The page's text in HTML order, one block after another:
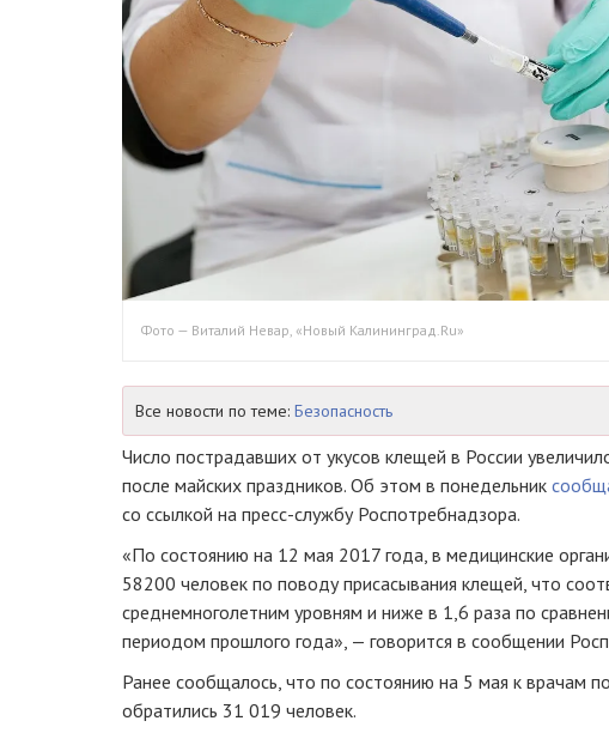
Фото — Виталий Невар, «Новый Калининград.Ru»
Все новости по теме: Безопасность
Число пострадавших от укусов клещей в России
после майских праздников. Об этом в понедельник
со ссылкой на пресс-службуРоспотребнадзора.
«По состоянию на 12 мая 2017 года, в медицинские
58200 человек по поводу присасывания клещей, что
среднемноголетним уровням и ниже в 1,6 раза по
периодом прошлого года», — говорится в сообщении
Ранее сообщалось, что по состоянию на 5 мая к врачам
обратились 31 019 человек.